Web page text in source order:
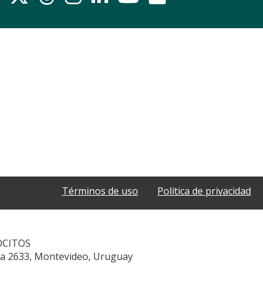
Términos de uso Política de privacidad
2633, Montevideo, Uruguay